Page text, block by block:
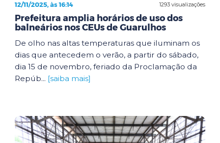
1293 visualizações
12/11/2025, às 16:14
Prefeitura amplia horários de uso dos
balneários nos CEUs de Guarulhos
De olho nas altas temperaturas que iluminam os
dias que antecedem o verão, a partir do sábado,
dia 15 de novembro, feriado da Proclamação da
Repúb... [saiba mais]